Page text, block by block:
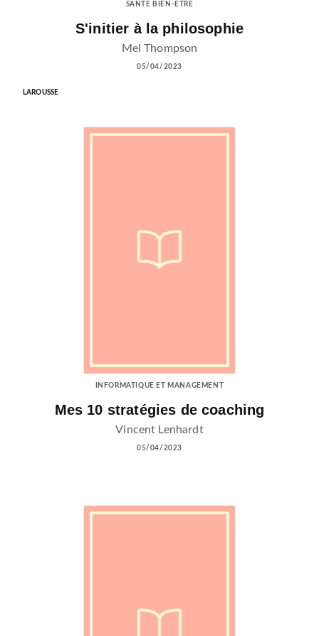
SANTÉ BIEN-ÊTRE
S'initier à la philosophie
Mel Thompson
05/04/2023
LAROUSSE
INFORMATIQUE ET MANAGEMENT
Mes 10 stratégies de coaching
Vincent Lenhardt
05/04/2023